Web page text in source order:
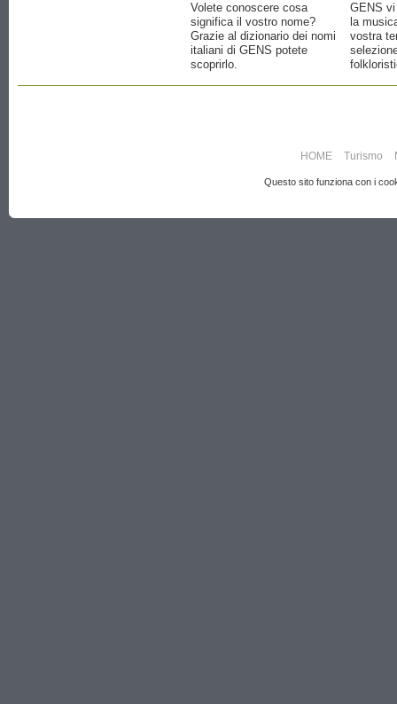
Volete conoscere cosa
significa il vostro nome?
Grazie al dizionario dei nomi
italiani di GENS potete
scoprirlo.
GENS
la
vostra
HOME Turismo
Questo sito funziona con i